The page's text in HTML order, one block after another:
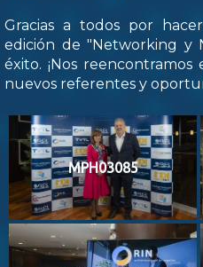
Gracias a todos por
edición de "Networking y
éxito. ¡Nos
nuevos referentes y
MPH03085